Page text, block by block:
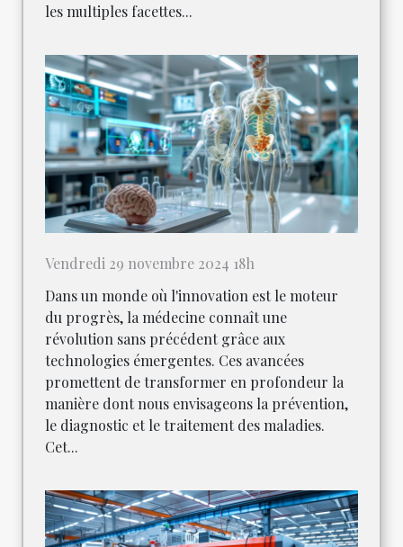
les multiples facettes...
Vendredi 29 novembre 2024 18h
Dans un monde où l'innovation est le moteur
du progrès, la médecine connaît une
révolution sans précédent grâce aux
technologies émergentes. Ces avancées
promettent de transformer en profondeur la
manière dont nous envisageons la prévention,
le diagnostic et le traitement des maladies.
Cet...